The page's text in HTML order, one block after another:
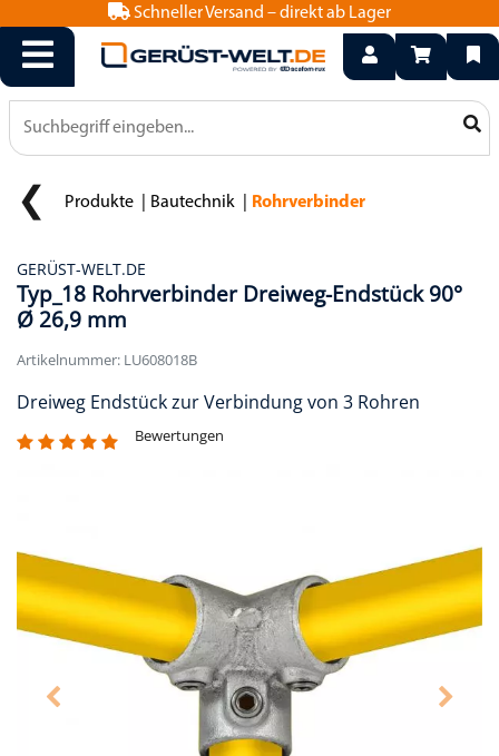
Schneller Versand – direkt ab Lager
0800 15 50 550
info@geruest-welt.de
Produkte Bautechnik Rohrverbinder
GERÜST-WELT.DE
Typ_18 Rohrverbinder Dreiweg-Endstück 90°
Ø 26,9 mm
Artikelnummer: LU608018B
Dreiweg Endstück zur Verbindung von 3 Rohren
Bewertungen